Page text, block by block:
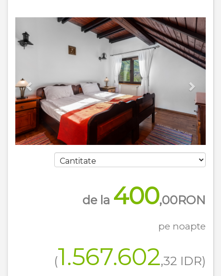
Previous Next
de la 400,00RON
pe noapte
(1.567.602,32 IDR)